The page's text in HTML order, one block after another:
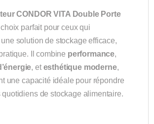
CONDOR VITA Double Porte
parfait pour ceux qui
solution de stockage efficace,
Il combine performance,
, et esthétique moderne,
une capacité idéale pour répondre
de stockage alimentaire.